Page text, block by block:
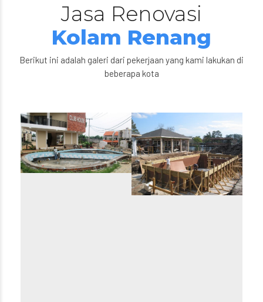
Jasa Renovasi
Kolam Renang
Berikut ini adalah galeri dari pekerjaan yang kami lakukan di
beberapa kota